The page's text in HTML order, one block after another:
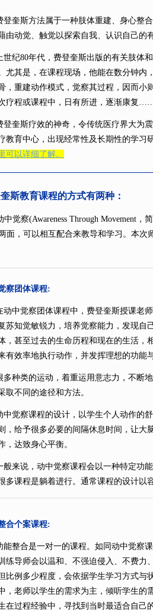
合个案课程:
整合是一对一的课程。如同动中觉察课
练导师会以温和、不强迫侵入、不费力
比例多少程度，会依据学生学习方式与
，老师以学生的需求为主，倾听学生的
在过程经验中，寻找到当时最适合自己
奎斯方法属于一种肢体重建、身心整合
由动觉、触觉以探索自我、认识自己的
纪80年代，费登奎斯出版的有关肢体
尤其是，在课程现场，他能在数分钟内
，重建动作模式，觉察其过程，因而小
疗程或课程中，日有所进，逐渐康复
奎斯疗效的神奇，令传统医疗界大为震
教育中心，出现经常性及长期性的学习
可以详细了解。
斯教育课程的方式有两种：
觉察(Awareness Through Movement
面，可以相互配合来教导和学习。本次
察团体课程:
中觉察团体课程中，费登奎斯授课老师
苏知觉敏锐力，培养觉察能力，发现自
，甚至过去的生命历程和现在的生活，
有效率地执行动作，并发挥理想的功能
种类的运动，着重运用意志力，不断地
取不同的途径和方法。
觉察课程的设计，以学生个人动作的舒
，给予很多必要的间隔休息时间，让大
，达致身心平衡。
来说，动中觉察课程会以一种特定功能
多课程是躺着进行。通常课程的设计以